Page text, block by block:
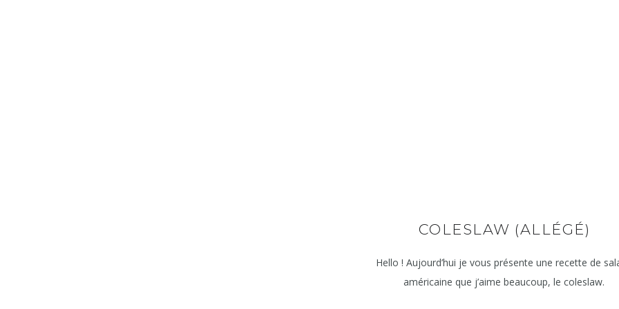
COLESLAW (ALLÉGÉ)
Hello ! Aujourd’hui je vous présente une recette de
américaine que j’aime beaucoup, le coleslaw.